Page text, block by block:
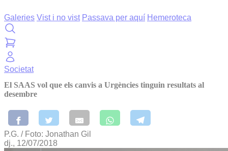
Galeries Vist i no vist Passava per aquí Hemeroteca
Societat
El SAAS vol que els canvis a Urgències tinguin resultats al
desembre
P.G. / Foto: Jonathan Gil
dj., 12/07/2018